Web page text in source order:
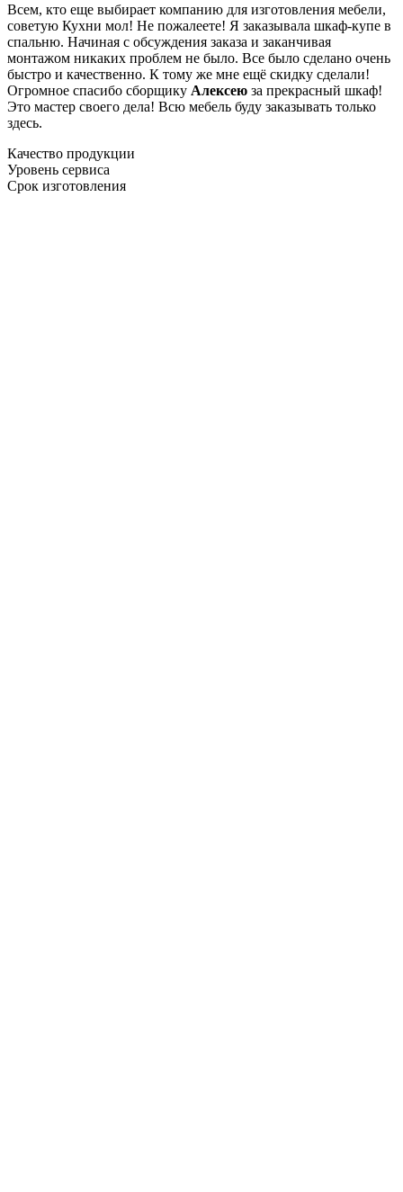
Всем, кто еще выбирает компанию для изготовления мебели,
советую Кухни мол! Не пожалеете! Я заказывала шкаф-купе в
спальню. Начиная с обсуждения заказа и заканчивая
монтажом никаких проблем не было. Все было сделано очень
быстро и качественно. К тому же мне ещё скидку сделали!
Огромное спасибо сборщику Алексею за прекрасный шкаф!
Это мастер своего дела! Всю мебель буду заказывать только
здесь.
Качество продукции
Уровень сервиса
Срок изготовления